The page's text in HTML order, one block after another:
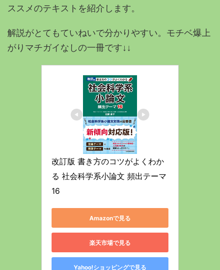
ススメのテキストを紹介します。
解説がとてもていねいで分かりやすい。モチベ爆上
がりマチガイなしの一冊です↓↓
改訂版 書き方のコツがよくわか
る 社会科学系小論文 頻出テーマ
16
Amazonで見る
楽天市場で見る
Yahoo!ショッピングで見る